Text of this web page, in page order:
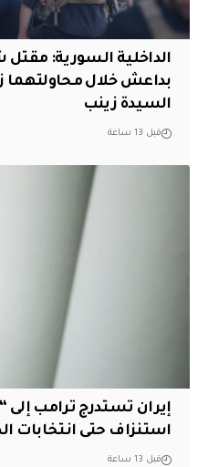
الداخلية السورية:
بداعش خلال محاولتهما
السيدة زينب
قبل 13 ساعة
إيران تستدرج ترامب إلى
استنزاف حتى انتخابات
قبل 13 ساعة